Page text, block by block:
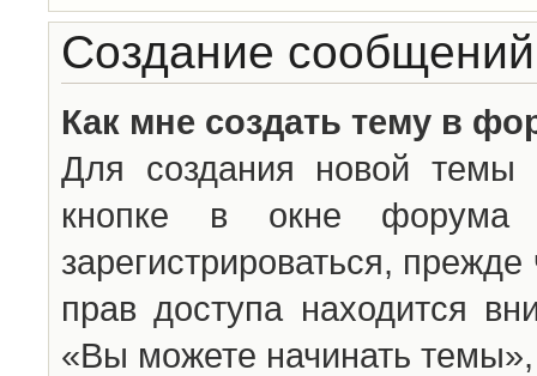
Создание сообщений
Как мне создать тему в
Для создания новой темы
кнопке в окне
зарегистрироваться,
прав доступа находится
«Вы можете начинать